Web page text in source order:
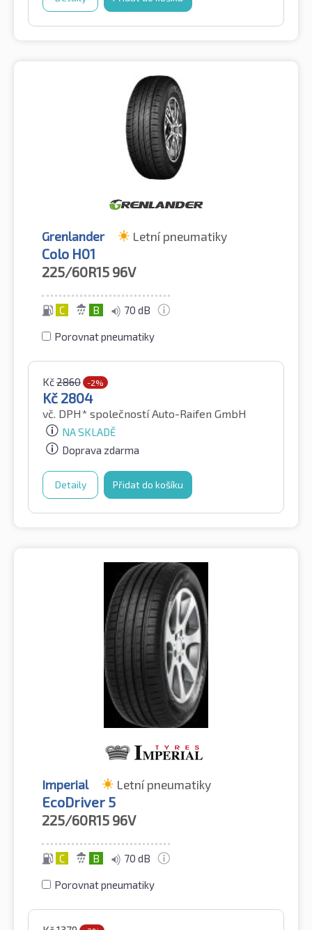
Grenlander Letní pneumatiky
Colo H01
225/60R15 96V
C B 70 dB
Porovnat pneumatiky
Kč2860 -2%
Kč 2804
vč. DPH* společností Auto-Raifen GmbH
NA SKLADĚ
Doprava zdarma
Detaily Přidat do košíku
Imperial Letní pneumatiky
EcoDriver 5
225/60R15 96V
C B 70 dB
Porovnat pneumatiky